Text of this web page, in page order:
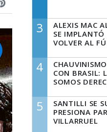
3
ALEXIS MAC
SE IMPLANTÓ
VOLVER AL
4
CON BRASIL:
SOMOS
5
SANTILLI SE
PRESIONA
VILLARRUEL